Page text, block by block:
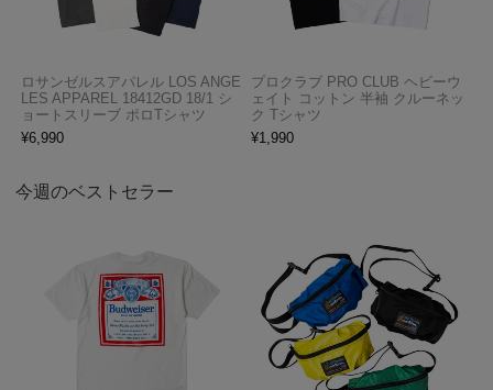
ロサンゼルスアパレル LOS ANGE
LES APPAREL 18412GD 18/1 シ
ョートスリーブ ポロTシャツ
¥6,990
プロクラブ PRO CLUB ヘビーウ
ェイト コットン 半袖 クルーネッ
ク Tシャツ
¥1,990
今週のベストセラー